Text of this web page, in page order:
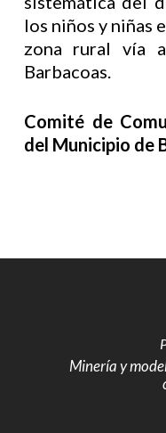
los niños y niñas
zona rural vía
Barbacoas.
Comité de
del Municipio de
Minería y